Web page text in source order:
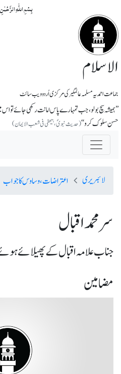
بِسۡمِ اللّٰہِ
الاسلام
جماعت احمدیہ مسلمہ عالمگیر کی مرکزی اُردو ویب سائٹ
’’ہمیشہ سچ بولو، جب تمہارے پاس امانت رکھی جائے تو اس
حسن سلوک کرو ‘‘(حدیث نبویؐ، بیھقی فی شعب الایمان)
لائبریری اعتراضات، وساوس کا جواب
سر محمد اقبال
جناب علامہ اقبال کے پھیلائے
مضامین